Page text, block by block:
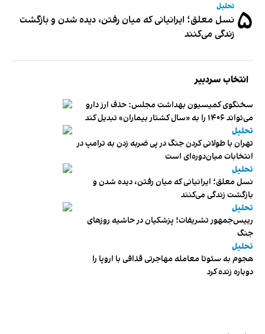
۵ تحلیل
نسل معلق؛ ایرانیانی که میان رفتن، دیده شدن و بازگشت
زندگی می‌کنند
انتخاب سردبیر
سخنگوی کمیسیون بهداشت مجلس: حذف ارز دارو
می‌تواند ۱۴۰۶ را به «سال کشتار بیماران» تبدیل کند
تحلیل
تهران با طولانی کردن جنگ در پی ضربه زدن به ترامپ در
انتخابات میان‌دوره‌ای است
تحلیل
نسل معلق؛ ایرانیانی که میان رفتن، دیده شدن و
بازگشت زندگی می‌کنند
تحلیل
رییس‌جمهور تشریفات؛ پزشکیان در حاشیه روزهای
جنگ
تحلیل
هجوم به سئوتا معامله مهاجرتی قذافی با اروپا را
دوباره زنده کرد